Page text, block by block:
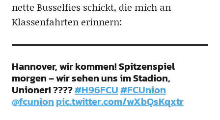
nette Busselfies schickt, die mich an
Klassenfahrten erinnern:
Hannover, wir kommen! Spitzenspiel
morgen – wir sehen uns im Stadion,
Unioner! ????#H96FCU#FCUnion
@fcunionpic.twitter.com/wXbQsKqxtr